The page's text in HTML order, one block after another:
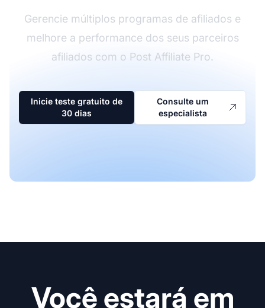
Gerencie múltiplos programas de afiliados e
melhore a performance dos seus parceiros
afiliados com o Post Affiliate Pro.
Inicie teste gratuito de
30 dias
Consulte um
especialista
Você estará em